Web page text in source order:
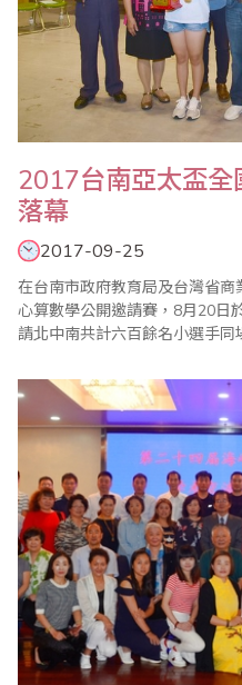
2017台南亞太盃
落幕
2017-09-25
在台南市政府教育局及台灣省
心算數學公開邀請賽，8月20日
請北中南共計六百餘名小選手
頒發台南市政府教育局長獎狀
的原則辦理，在全體工作人員努力下圓滿
10:10在大禮堂舉行，場面熱鬧